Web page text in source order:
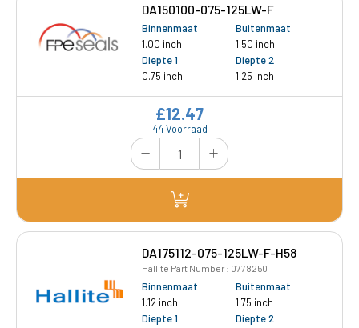
DA150100-075-125LW-F
Binnenmaat
1.00 inch
Buitenmaat
1.50 inch
Diepte 1
0.75 inch
Diepte 2
1.25 inch
44 Voorraad
£12.47
DA175112-075-125LW-F-H58
Hallite Part Number : 0778250
Binnenmaat
1.12 inch
Buitenmaat
1.75 inch
Diepte 1
Diepte 2